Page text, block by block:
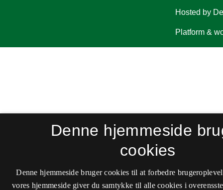
Denne hjemmeside
cookies
Denne hjemmeside bruger cookies til at forbedre
vores hjemmeside giver du samtykke til alle cookies i